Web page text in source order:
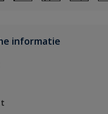
informatie